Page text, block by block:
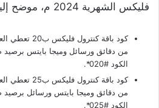
فليكس الشهرية 2024 م، موضح إليكم كالتالي:-
الكود #020*.
الكود #025*.